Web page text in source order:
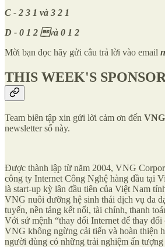
C - 2 3 1 và 3 2 1
D - 0 1 2 và 0 1 2
Mời bạn đọc hãy gửi câu trả lời vào email
THIS WEEK'S SPONSOR
Team biên tập xin gửi lời cảm ơn đến VNG
newsletter số này.
Được thành lập từ năm 2004, VNG
công ty Internet Công Nghệ hàng đầu tại
là start-up kỳ lân đầu tiên của Việt Nam
VNG nuôi dưỡng hệ sinh thái dịch vụ đa
tuyến, nền tảng kết nối, tài chính, thanh
Với sứ mệnh “thay đổi Internet để thay
VNG không ngừng cải tiến và hoàn thiện
người dùng có những trải nghiệm ấn tượng